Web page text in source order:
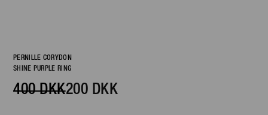
PERNILLE CORYDON
SHINE PURPLE RING
200 DKK
400 DKK